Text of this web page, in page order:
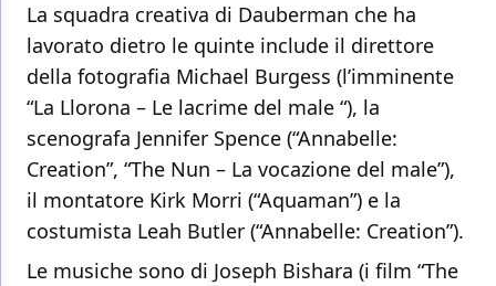
La squadra creativa di Dauberman che ha
lavorato dietro le quinte include il direttore
della fotografia Michael Burgess (l’imminente
“La Llorona – Le lacrime del male “), la
scenografa Jennifer Spence (“Annabelle:
Creation”, “The Nun – La vocazione del male”),
il montatore Kirk Morri (“Aquaman”) e la
costumista Leah Butler (“Annabelle: Creation”).
Le musiche sono di Joseph Bishara (i film “The